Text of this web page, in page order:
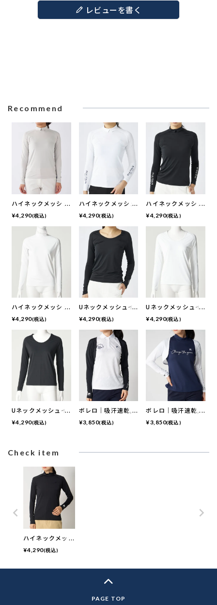
レビューを書く
Recommend
ハイネックメッシュ
インナー | 吸汗速
乾、UVカット、接
¥4,290(税込)
ハイネックメッシュ
インナー | 吸汗速
乾、UVカット、接
触冷感
¥4,290(税込)
ハイネックメッシュ
インナー | 吸汗速
乾、UVカット、接
¥4,290(税込)
ハイネックメッシュ
インナー｜UVカッ
ト, 接触冷感, 吸汗
¥4,290(税込)
Uネックメッシュイ
ンナー | 吸汗速乾、
UVカット、接触冷
¥4,290(税込)
Uネックメッシュイ
ンナー｜UVカッ
ト、接触冷感、 吸
¥4,290(税込)
Uネックメッシュイ
ンナー｜UVカッ
ト、接触冷感、 吸
¥4,290(税込)
ボレロ｜吸汗速乾,
UVカット, 接触冷感
¥3,850(税込)
ボレロ｜吸汗速乾,
UVカット, 接触冷感
¥3,850(税込)
Check item
ハイネックメッシ
ュインナー｜UV
カット, 接触冷
¥4,290(税込)